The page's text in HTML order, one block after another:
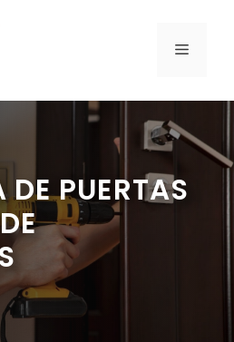
MENÚ
DE PUERTAS